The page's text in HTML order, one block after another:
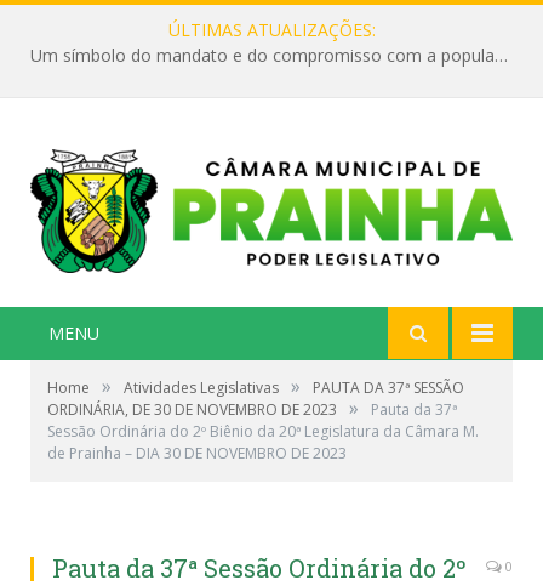
ÚLTIMAS ATUALIZAÇÕES:
Um símbolo do mandato e do compromisso com a população
MENU
Home » Atividades Legislativas »
PAUTA DA 37ª SESSÃO
ORDINÁRIA, DE 30 DE NOVEMBRO DE 2023
»
Pauta da 37ª
Sessão Ordinária do 2º Biênio da 20ª Legislatura da Câmara M.
de Prainha – DIA 30 DE NOVEMBRO DE 2023
Pauta da 37ª Sessão Ordinária do 2º
0